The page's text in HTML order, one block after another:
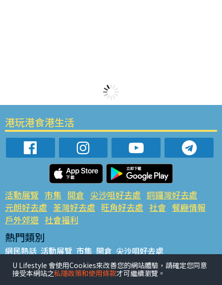
港玩港食港生活
活動展覽 市集 開倉 尖沙咀好去處 銅鑼灣好去處
元朗好去處 荃灣好去處 旺角好去處 社會 餐廳情報
戶外郊遊 社會福利
熱門類別
網民熱話 活動展覽 市集 開倉 尖沙咀好去處
銅鑼灣好去處 元朗好去處 荃灣好去處 旺角好去處 社會
餐廳情報 戶外郊遊
U Lifestyle 會使用Cookies來改善您的網站體驗，請確定您同意
接受本網站之私隱政策和使用條款才可繼續瀏覽。